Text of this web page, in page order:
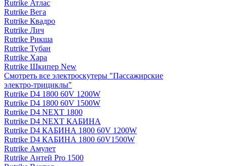
Rutrike Атлас
Rutrike Вега
Rutrike Квадро
Rutrike Лич
Rutrike Рикша
Rutrike Тубан
Rutrike Хара
Rutrike Шкипер New
Смотреть все электро­скутеры "Пассажирские
электро‑трициклы"
Rutrike D4 1800 60V 1200W
Rutrike D4 1800 60V 1500W
Rutrike D4 NEXT 1800
Rutrike D4 NEXT КАБИНА
Rutrike D4 КАБИНА 1800 60V 1200W
Rutrike D4 КАБИНА 1800 60V1500W
Rutrike Амулет
Rutrike Антей Pro 1500